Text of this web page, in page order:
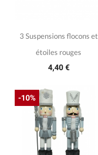
3 Suspensions flocons et
étoiles rouges
4,40 €
-10%